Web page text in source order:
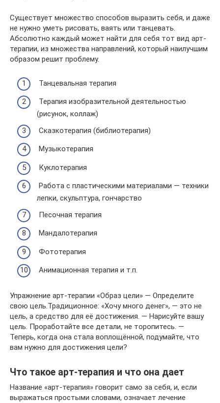
Существует множество способов выразить себя, и даже
не нужно уметь рисовать, ваять или танцевать.
Абсолютно каждый может найти для себя тот вид арт-
терапии, из множества направлений, который наилучшим
образом решит проблему.
Танцевальная терапия
Терапия изобразительной деятельностью
(рисунок, коллаж)
Сказкотерапия (библиотерапия)
Музыкотерапия
Куклотерапия
Работа с пластическими материалами — техники
лепки, скульптура, гончарство
Песочная терапия
Мандалотерапия
Фототерапия
Анимационная терапия и т.п.
Упражнение арт-терапии «Образ цели» — Определите
свою цель.Традиционное: «Хочу много денег», — это не
цель, а средство для её достижения. — Нарисуйте вашу
цель. Проработайте все детали, не торопитесь. —
Теперь, когда она стала воплощённой, подумайте, что
вам нужно для достижения цели?
Что такое арт-терапия и что она дает
Название «арт-терапия» говорит само за себя, и, если
выражаться простыми словами, означает лечение